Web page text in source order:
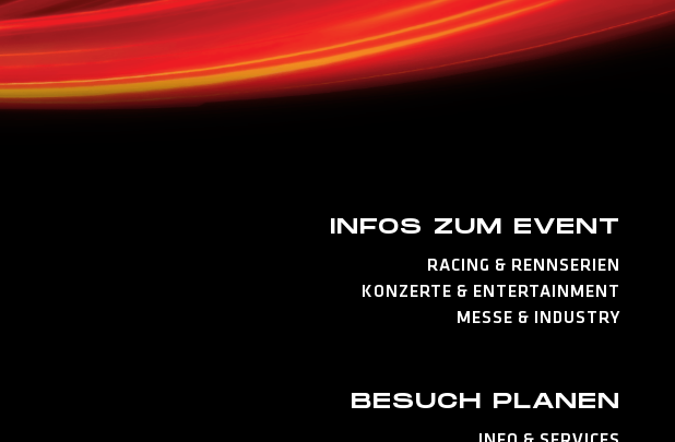
INFOS ZUM EVENT
RACING & RENNSERIEN
KONZERTE & ENTERTAINMENT
MESSE & INDUSTRY
BESUCH PLANEN